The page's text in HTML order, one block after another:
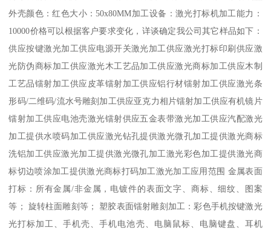
外壳颜色：红色大小：50x80MM加工设备：激光打标机加工能力：
10000价格可以根据客户要求变化，详谈确定我公司其它样品如下：
供应按键激光加工供应电源开关激光加工供应激光打标印刷供应激
光防伪商标加工供应激光木工艺品加工供应激光商标加工供应木制
工艺品镭射加工供应皮革镭射加工供应铝行材镭射加工供应激光条
形码/二维码/流水号雕刻加工供应亚克力相片镭射加工供应有机镜片
镭射加工供应电池壳激光镭射供应五金表带激光加工供应汽配激光
加工提供水喷码加工供应激光钻孔提供激光微孔加工提供激光商标
洗铝加工供应激光加工提供激光微孔加工激光彩色加工提供激光商
标切边喷涂加工提供激光商标打码加工激光加工应用范围 金属表面
打标：所有金属/非金属，电镀件的表面文字、商标、细纹、图案
等； 旋转柱面雕刻等； 塑胶表面镭射雕刻加工：彩色手机按键激光
光打标加工、手机壳、手机电池壳、电脑鼠标、电脑键盘、耳机